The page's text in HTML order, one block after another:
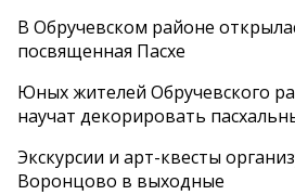
В Обручевском районе
посвященная Пасхе
Юных жителей Обручевского
научат декорировать
Экскурсии и арт-квесты
Воронцово в выходные